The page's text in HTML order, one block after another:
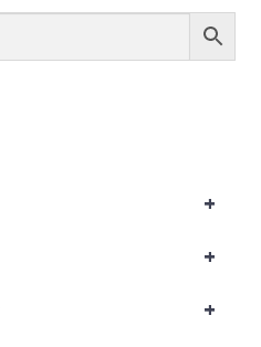
+
+
+